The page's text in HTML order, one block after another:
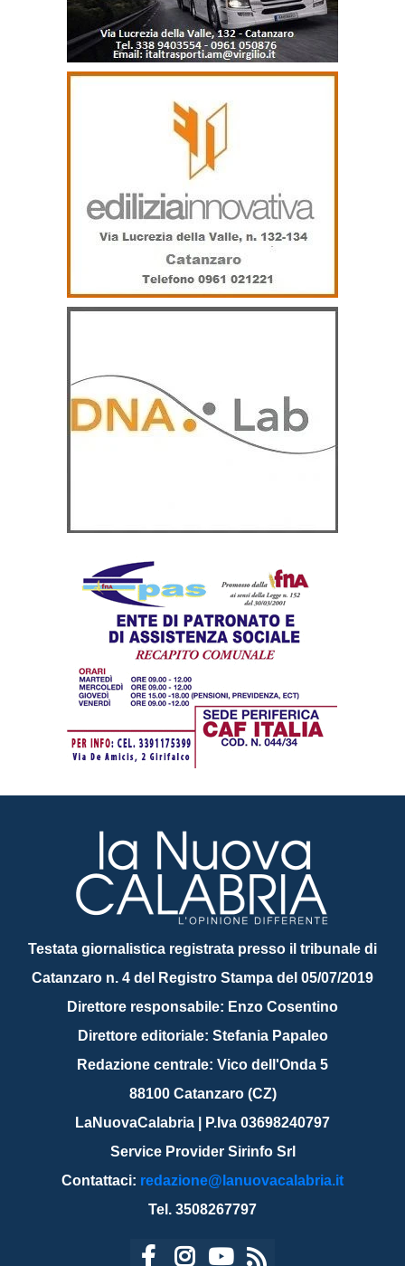
Testata giornalistica registrata presso il tribunale di
Catanzaro n. 4 del Registro Stampa del 05/07/2019
Direttore responsabile: Enzo Cosentino
Direttore editoriale: Stefania Papaleo
Redazione centrale: Vico dell'Onda 5
88100 Catanzaro (CZ)
LaNuovaCalabria | P.Iva 03698240797
Service Provider Sirinfo Srl
Contattaci: redazione@lanuovacalabria.it
Tel. 3508267797